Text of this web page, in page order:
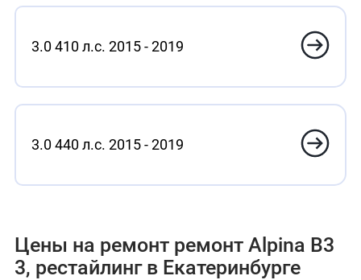
3.0 410 л.с. 2015 - 2019
3.0 440 л.с. 2015 - 2019
Цены на ремонт ремонт Alpina B3
3, рестайлинг в Екатеринбурге